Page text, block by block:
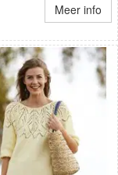
Meer info